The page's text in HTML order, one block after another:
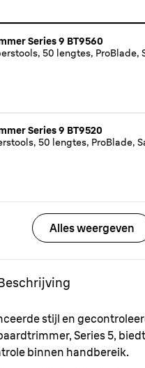
Series 9 BT9560
50 lengtes, ProBlade,
Series 9 BT9520
50 lengtes, ProBlade,
Alles weergeven
stijl en
Series 5,
binnen handbereik.